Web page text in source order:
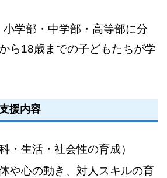
学部・中学部・高等部に分
ら18歳までの子どもたちが学
援内容
・生活・社会性の育成）
や心の動き、対人スキルの育